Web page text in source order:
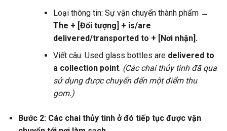
Loại thông tin: Sự vận chuyển thành phẩm →
The + [Đối tượng] + is/are
delivered/transported to + [Nơi nhận].
Viết câu: Used glass bottles are delivered to
a collection point. (Các chai thủy tinh đã qua
sử dụng được chuyển đến một điểm thu
gom.)
Bước 2: Các chai thủy tinh ở đó tiếp tục được vận